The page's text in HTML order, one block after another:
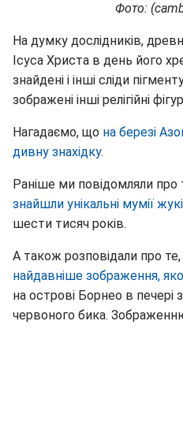
Фото:
На думку дослідників,
Ісуса Христа в день його
знайдені і інші сліди
зображені інші релігійні
Нагадаємо, що на березі
дивну знахідку.
Раніше ми повідомляли про
знайшли унікальні мумії
шести тисяч років.
А також розповідали про
найдавніше зображення,
на острові Борнео в
червоного бика.